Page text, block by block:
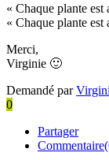
« Chaque plante est
« Chaque plante est
Merci,
Virginie 🙂
Demandé par
0
Partager